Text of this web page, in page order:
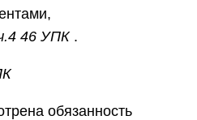
46 УПК.
обязанность